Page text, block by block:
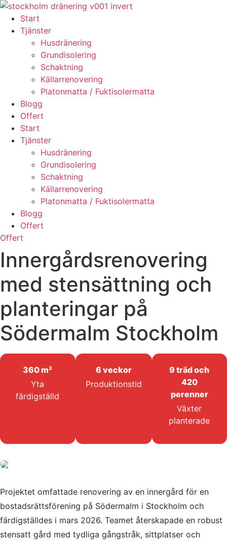
Skip
content
Start
Tjänster
Husdränering
Grundisolering
Schaktning
Källarrenovering
Platonmatta / Fuktisolermatta
Blogg
Offert
Start
Tjänster
Husdränering
Grundisolering
Schaktning
Källarrenovering
Platonmatta / Fuktisolermatta
Blogg
Offert
Offert
Innergårdsrenovering
med stensättning och
planteringar på
Södermalm Stockholm
360 m²
Yta
färdigställd
6 veckor
Produktionstid
9 träd och
420
perenner
Växter
planterade
Projektet omfattade renovering av en innergård för en
bostadsrättsförening på Södermalm i Stockholm och
färdigställdes i mars 2026. Teamet återskapade en robust
stensatt gård med tydliga gångstråk, sittplatser och